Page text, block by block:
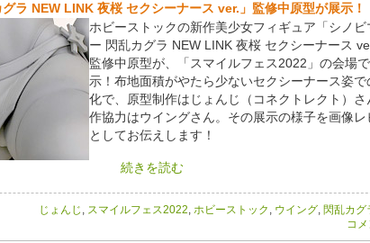
ラ NEW LINK 夜桜 セクシーナース ver.」監修中原型が展示！
ホビーストックの新作美少女フィギュア「シノビ
ー 閃乱カグラ NEW LINK 夜桜 セクシーナース
監修中原型が、「スマイルフェス2022」の会場
示！布地面積がやたら少ないセクシーナース姿で
化で、原型制作はじょんじ（コネクトレクト）さ
作協力はウイングさん。その展示の様子を画像レ
としてお伝えします！
続きを読む
じょんじ スマイルフェス2022 ホビーストック ウイング 閃乱カグ
コ